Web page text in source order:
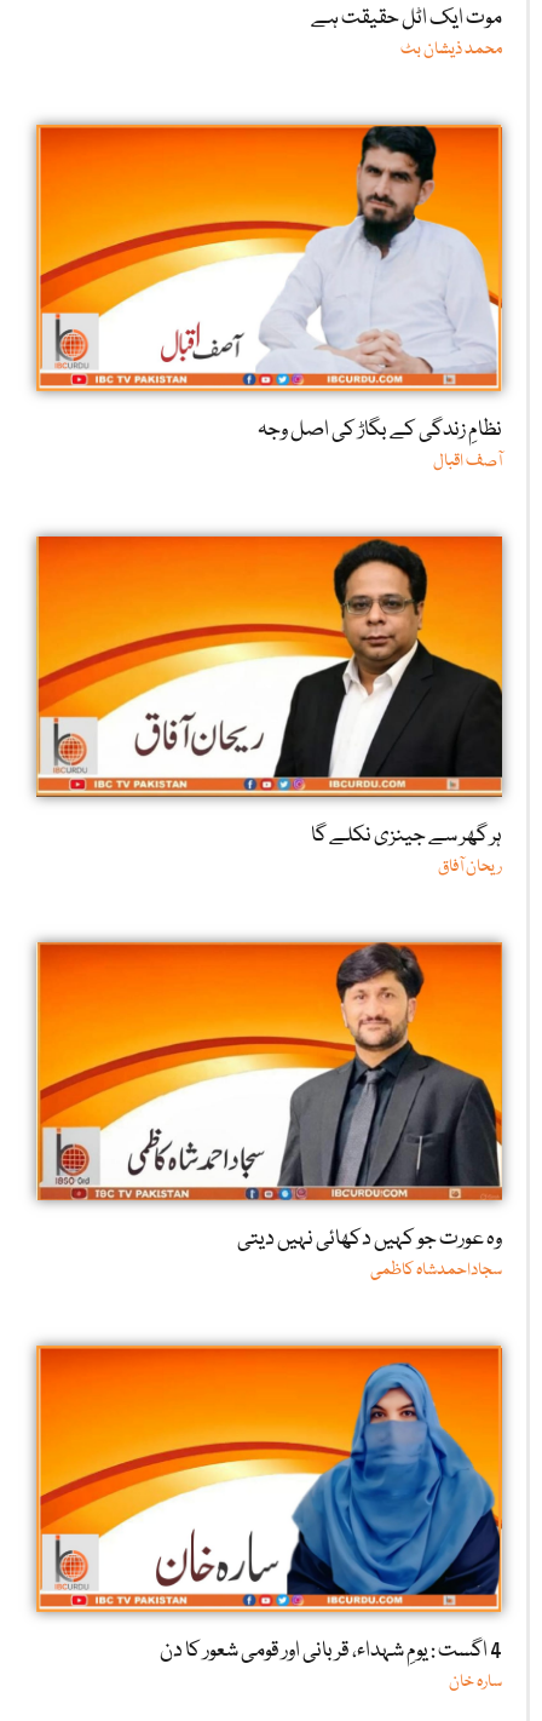
موت ایک اٹل حقیقت ہے
محمد ذیشان بٹ
نظامِ زندگی کے بگاڑ کی اصل وجہ
آصف اقبال
ہر گھر سے جینزی نکلے گا
ریحان آفاق
وہ عورت جو کہیں دکھائی نہیں دیتی
سجاداحمدشاہ کاظمی
4 اگست : یومِ شہداء، قربانی اور قومی شعور کا دن
سارہ خان